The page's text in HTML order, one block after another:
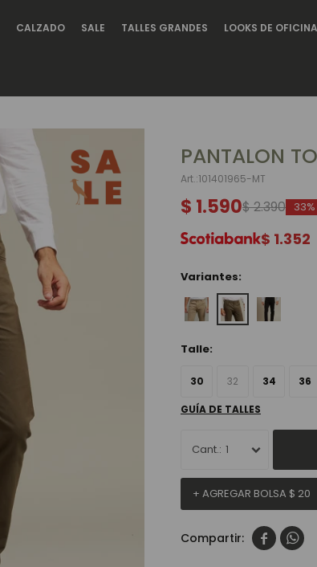
CALZADO SALE TALLES GRANDES LOOKS DE OFICINA
PANTALON
101401965-MT
$ 1.590$2.390 33
$ 1.352
Variantes:
Talle:
30 32 34 36
GUÍA DE TALLES
1
+ AGREGAR BOLSA $ 20
 